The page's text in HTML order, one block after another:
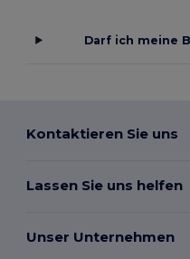
Darf ich meine
Kontaktieren Sie uns
Lassen Sie uns helfen
Unser Unternehmen